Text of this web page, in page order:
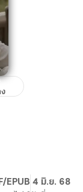
EPUB 4 มิ.ย. 68